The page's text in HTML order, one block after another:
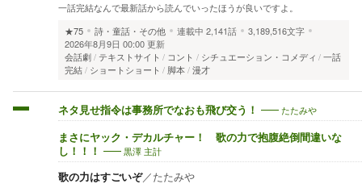
一話完結なんで最新話から読んでいったほうが良いですよ。
★75
詩・童話・その他 連載中 2,141話
3,189,516文字
2026年8月9日 00:00 更新
会話劇 テキストサイト コント シチュエーション・コメディ
一話
完結
ショートショート 脚本 漫才
ネタ見せ指令は事務所でなおも飛び交う！ たたみや
まさにヤック・デカルチャー！ 歌の力で抱腹絶倒間違いな
し！！！
黒澤 主計
歌の力はすごいぞ／たたみや